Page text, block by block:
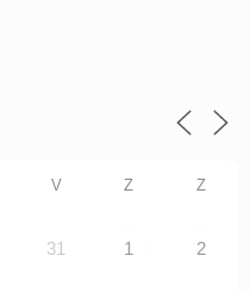
V Z Z
31 1 2